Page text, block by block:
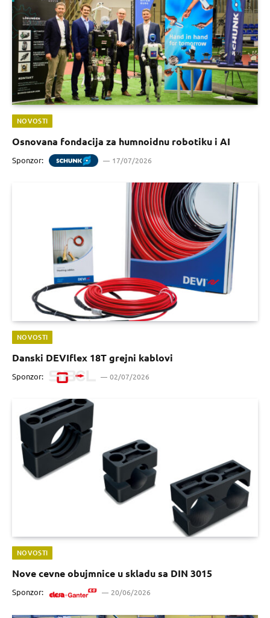
NOVOSTI
Osnovana fondacija za humnoidnu robotiku i AI
Sponzor: 17/07/2026
NOVOSTI
Danski DEVIflex 18T grejni kablovi
Sponzor: 02/07/2026
NOVOSTI
Nove cevne obujmnice u skladu sa DIN 3015
Sponzor: 20/06/2026